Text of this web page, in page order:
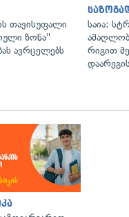
თავისუფალი
ზონა"
ავრცელებს
საია:
რიგით